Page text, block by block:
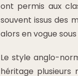
ont permis aux
souvent issus des
alors en vogue
Le style anglo-
héritage plusieurs